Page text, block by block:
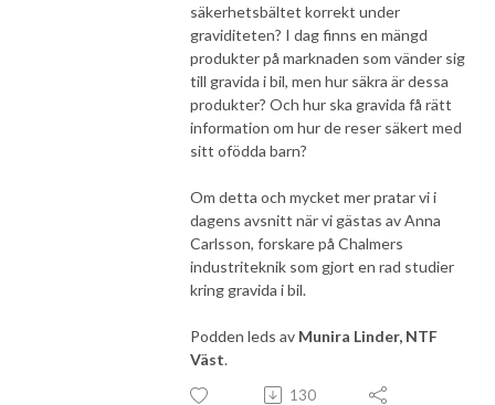
säkerhetsbältet korrekt under
graviditeten? I dag finns en mängd
produkter på marknaden som vänder sig
till gravida i bil, men hur säkra är dessa
produkter? Och hur ska gravida få rätt
information om hur de reser säkert med
sitt ofödda barn?
Om detta och mycket mer pratar vi i
dagens avsnitt när vi gästas av Anna
Carlsson, forskare på Chalmers
industriteknik som gjort en rad studier
kring gravida i bil.
Podden leds av Munira Linder, NTF
Väst.
130